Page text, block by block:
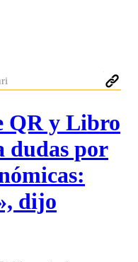
QR y Libro
dudas por
dijo